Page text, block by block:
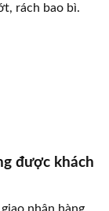
rách bao bì.
được khách